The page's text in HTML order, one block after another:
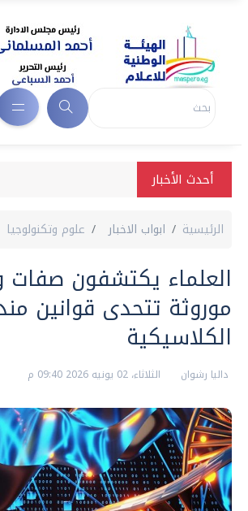
أحدث الأخبار
الرئيسية ابواب الاخبار علوم وتكنولوجيا
العلماء يكتشفون صفات
موروثة تتحدى قوانين
الكلاسيكية
داليا رشوان الثلاثاء، 02 يونيه 2026 09:40 م